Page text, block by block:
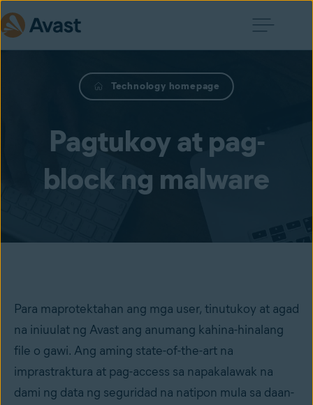
Technology homepage
Pagtukoy at pag-
block ng malware
Para maprotektahan ang mga user, tinutukoy at agad
na iniuulat ng Avast ang anumang kahina-hinalang
file o gawi. Ang aming state-of-the-art na
imprastraktura at pag-access sa napakalawak na
dami ng data ng seguridad na natipon mula sa daan-